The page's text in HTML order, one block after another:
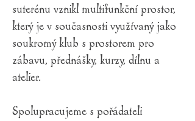
suterénu vznikl multifunkční prostor,
který je v současnosti využívaný jako
soukromý klub s prostorem pro
zábavu, přednášky, kurzy, dílnu a
atelier.
Spolupracujeme s pořádateli